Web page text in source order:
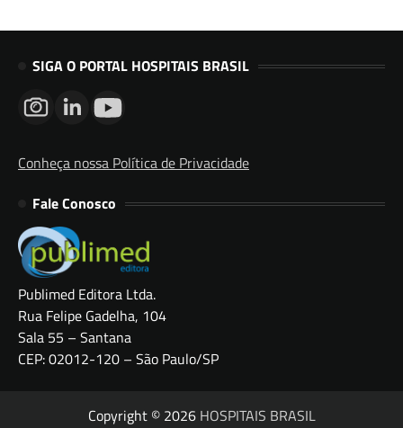
SIGA O PORTAL HOSPITAIS BRASIL
Conheça nossa Política de Privacidade
Fale Conosco
Publimed Editora Ltda.
Rua Felipe Gadelha, 104
Sala 55 – Santana
CEP: 02012-120 – São Paulo/SP
Copyright © 2026 HOSPITAIS BRASIL